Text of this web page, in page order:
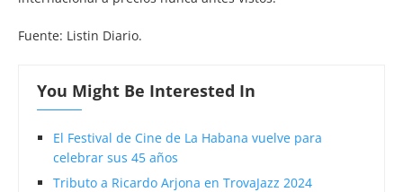
Fuente: Listin Diario.
You Might Be Interested In
El Festival de Cine de La Habana vuelve para
celebrar sus 45 años
Tributo a Ricardo Arjona en TrovaJazz 2024